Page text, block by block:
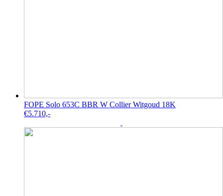
FOPE Solo 653C BBR W Collier Witgoud 18K
€5.710,-